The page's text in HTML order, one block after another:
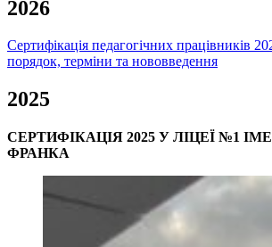
2026
Сертифікація педагогічних працівників
порядок, терміни та нововведення
2025
СЕРТИФІКАЦІЯ 2025 У ЛІЦЕЇ №1
ФРАНКА